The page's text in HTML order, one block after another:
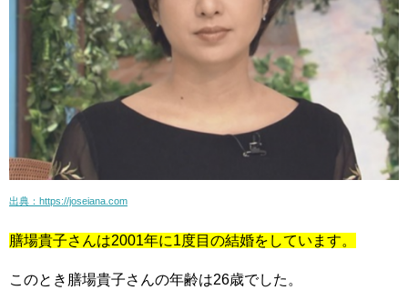
出典：https://joseiana.com
膳場貴子さんは2001年に1度目の結婚をしています。
このとき膳場貴子さんの年齢は26歳でした。